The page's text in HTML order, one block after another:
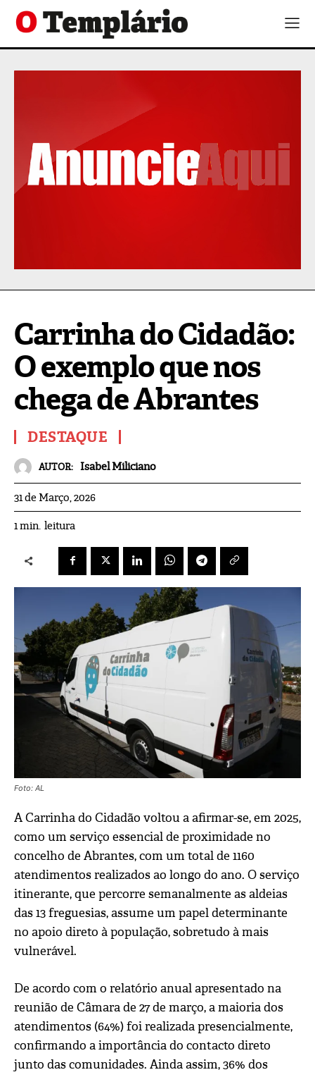
Carrinha do Cidadão:
O exemplo que nos
chega de Abrantes
DESTAQUE
AUTOR: Isabel Miliciano
31 de Março, 2026
1min. leitura
Foto: AL
A Carrinha do Cidadão voltou a afirmar-se, em 2025,
como um serviço essencial de proximidade no
concelho de Abrantes, com um total de 1160
atendimentos realizados ao longo do ano. O serviço
itinerante, que percorre semanalmente as aldeias
das 13 freguesias, assume um papel determinante
no apoio direto à população, sobretudo à mais
vulnerável.
De acordo com o relatório anual apresentado na
reunião de Câmara de 27 de março, a maioria dos
atendimentos (64%) foi realizada presencialmente,
confirmando a importância do contacto direto
junto das comunidades. Ainda assim, 36% dos